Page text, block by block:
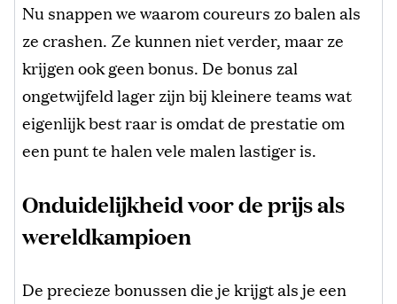
Nu snappen we waarom coureurs zo balen als
ze crashen. Ze kunnen niet verder, maar ze
krijgen ook geen bonus. De bonus zal
ongetwijfeld lager zijn bij kleinere teams wat
eigenlijk best raar is omdat de prestatie om
een punt te halen vele malen lastiger is.
Onduidelijkheid voor de prijs als
wereldkampioen
De precieze bonussen die je krijgt als je een